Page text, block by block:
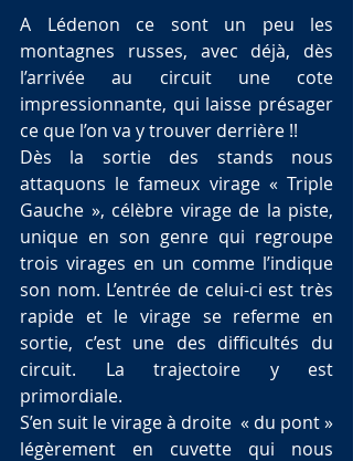
A Lédenon ce sont un peu les
montagnes russes, avec déjà, dès
l’arrivée au circuit une cote
impressionnante, qui laisse présager
ce que l’on va y trouver derrière !!
Dès la sortie des stands nous
attaquons le fameux virage « Triple
Gauche », célèbre virage de la piste,
unique en son genre qui regroupe
trois virages en un comme l’indique
son nom. L’entrée de celui-ci est très
rapide et le virage se referme en
sortie, c’est une des difficultés du
circuit. La trajectoire y est
primordiale.
S’en suit le virage à droite  « du pont »
légèrement en cuvette qui nous